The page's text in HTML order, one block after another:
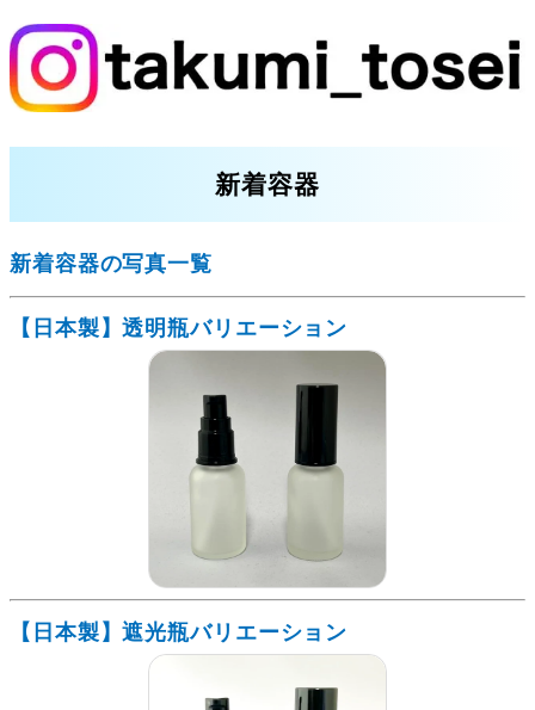
新着容器
新着容器の写真一覧
【日本製】透明瓶バリエーション
【日本製】遮光瓶バリエーション